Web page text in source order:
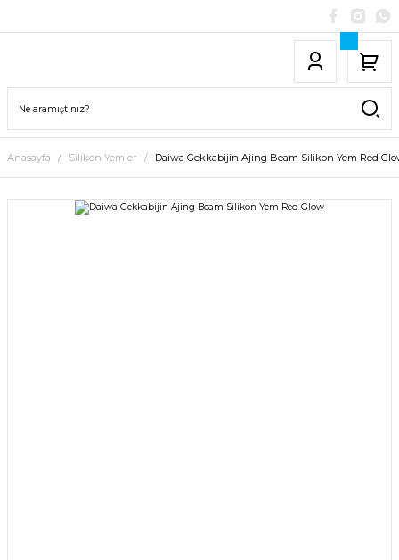
Anasayfa Silikon Yemler Daiwa Gekkabijin Ajing Beam Silikon Yem Red